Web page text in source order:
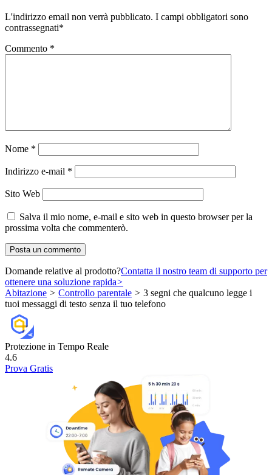
L'indirizzo email non verrà pubblicato. I campi obbligatori sono
contrassegnati*
Commento *
Nome *
Indirizzo e-mail *
Sito Web
Salva il mio nome, e-mail e sito web in questo browser per la
prossima volta che commenterò.
Domande relative al prodotto?Contatta il nostro team di supporto per
ottenere una soluzione rapida>
Abitazione > Controllo parentale > 3 segni che qualcuno legge i
tuoi messaggi di testo senza il tuo telefono
Protezione in Tempo Reale
4.6
Prova Gratis